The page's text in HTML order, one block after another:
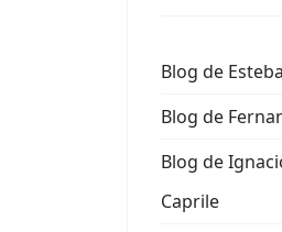
Blog de
Blog de
Blog de
Caprile